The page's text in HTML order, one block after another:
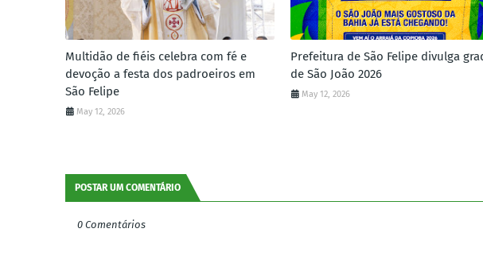
Multidão de fiéis celebra com fé e
devoção a festa dos padroeiros em
São Felipe
May 12, 2026
Prefeitura de São Felipe divulga
de São João 2026
May 12, 2026
POSTAR UM COMENTÁRIO
0 Comentários